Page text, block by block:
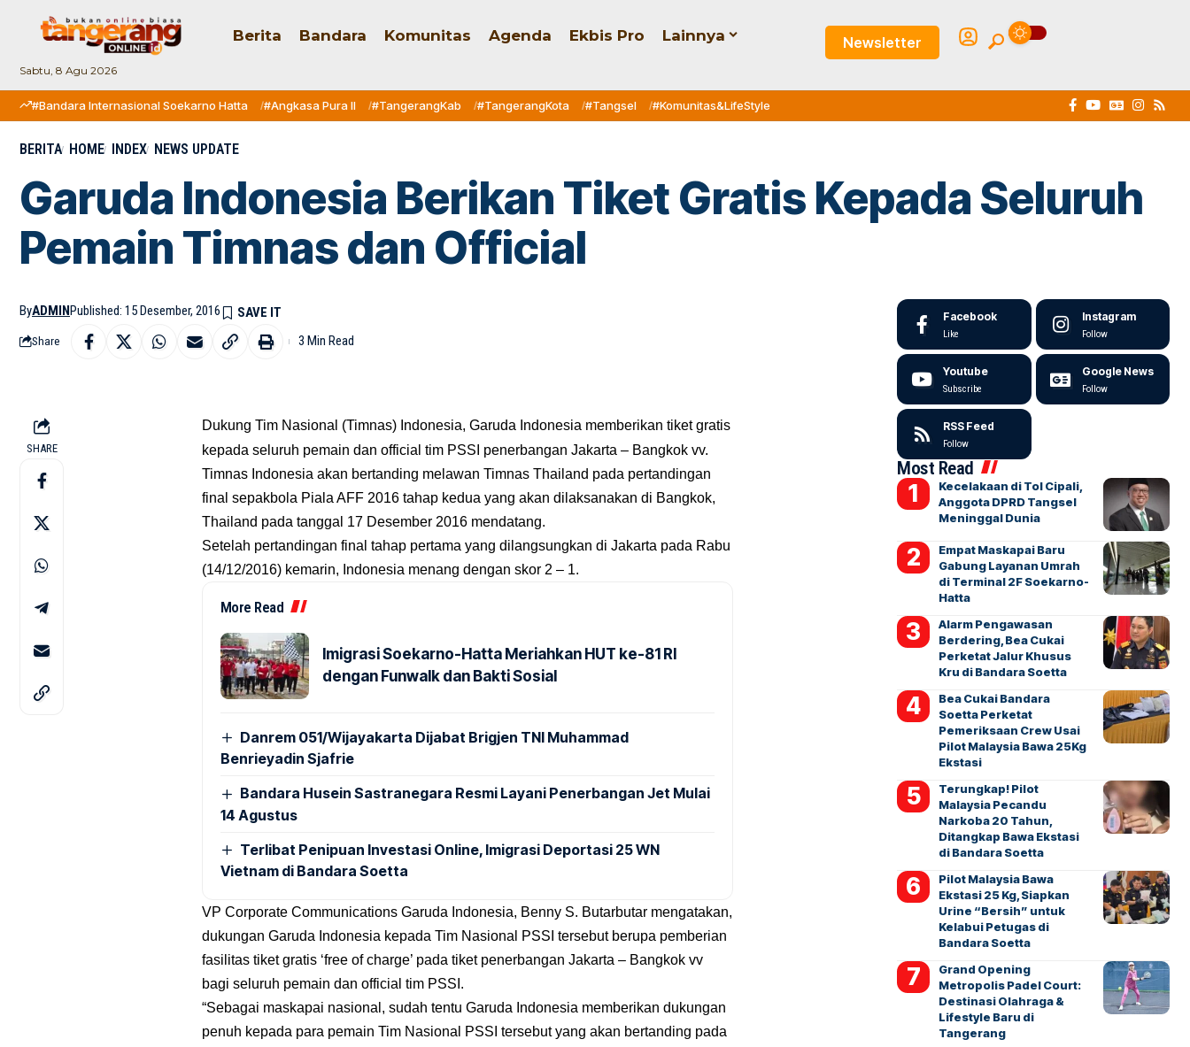
Sabtu, 8 Agu 2026
Berita Bandara Komunitas Agenda Ekbis Pro Lainnya Newsletter
#Bandara Internasional Soekarno Hatta #Angkasa Pura II #TangerangKab #TangerangKota #Tangsel #Komunitas&LifeStyle
BERITA HOME INDEX NEWS UPDATE
Garuda Indonesia Berikan Tiket Gratis Kepada Seluruh
Pemain Timnas dan Official
ByADMINPublished: 15 Desember, 2016
Share 3 Min Read
SHARE
Dukung Tim Nasional (Timnas) Indonesia, Garuda Indonesia memberikan tiket gratis
kepada seluruh pemain dan official tim PSSI penerbangan Jakarta – Bangkok vv.
Timnas Indonesia akan bertanding melawan Timnas Thailand pada pertandingan
final sepakbola Piala AFF 2016 tahap kedua yang akan dilaksanakan di Bangkok,
Thailand pada tanggal 17 Desember 2016 mendatang.
Setelah pertandingan final tahap pertama yang dilangsungkan di Jakarta pada Rabu
(14/12/2016) kemarin, Indonesia menang dengan skor 2 – 1.
More Read
Imigrasi Soekarno-Hatta Meriahkan HUT ke-81 RI
dengan Funwalk dan Bakti Sosial
Danrem 051/Wijayakarta Dijabat Brigjen TNI Muhammad
Benrieyadin Sjafrie
Bandara Husein Sastranegara Resmi Layani Penerbangan Jet Mulai
14 Agustus
Terlibat Penipuan Investasi Online, Imigrasi Deportasi 25 WN
Vietnam di Bandara Soetta
VP Corporate Communications Garuda Indonesia, Benny S. Butarbutar mengatakan,
dukungan Garuda Indonesia kepada Tim Nasional PSSI tersebut berupa pemberian
fasilitas tiket gratis ‘free of charge’ pada tiket penerbangan Jakarta – Bangkok vv
bagi seluruh pemain dan official tim PSSI.
“Sebagai maskapai nasional, sudah tentu Garuda Indonesia memberikan dukungan
penuh kepada para pemain Tim Nasional PSSI tersebut yang akan bertanding pada
Facebook
Like
Instagram
Follow
Youtube
Subscribe
Google News
Follow
RSS Feed
Follow
Most Read
Kecelakaan di Tol Cipali,
Anggota DPRD Tangsel
Meninggal Dunia
Empat Maskapai Baru
Gabung Layanan Umrah
di Terminal 2F Soekarno-
Hatta
Alarm Pengawasan
Berdering, Bea Cukai
Perketat Jalur Khusus
Kru di Bandara Soetta
Bea Cukai Bandara
Soetta Perketat
Pemeriksaan Crew Usai
Pilot Malaysia Bawa 25Kg
Ekstasi
Terungkap! Pilot
Malaysia Pecandu
Narkoba 20 Tahun,
Ditangkap Bawa Ekstasi
di Bandara Soetta
Pilot Malaysia Bawa
Ekstasi 25 Kg, Siapkan
Urine “Bersih” untuk
Kelabui Petugas di
Bandara Soetta
Grand Opening
Metropolis Padel Court:
Destinasi Olahraga &
Lifestyle Baru di
Tangerang